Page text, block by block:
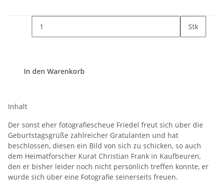
Stk
In den Warenkorb
Inhalt
Der sonst eher fotografiescheue Friedel freut sich über die
Geburtstagsgrüße zahlreicher Gratulanten und hat
beschlossen, diesen ein Bild von sich zu schicken, so auch
dem Heimatforscher Kurat Christian Frank in Kaufbeuren,
den er bisher leider noch nicht persönlich treffen konnte, er
würde sich über eine Fotografie seinerseits freuen.